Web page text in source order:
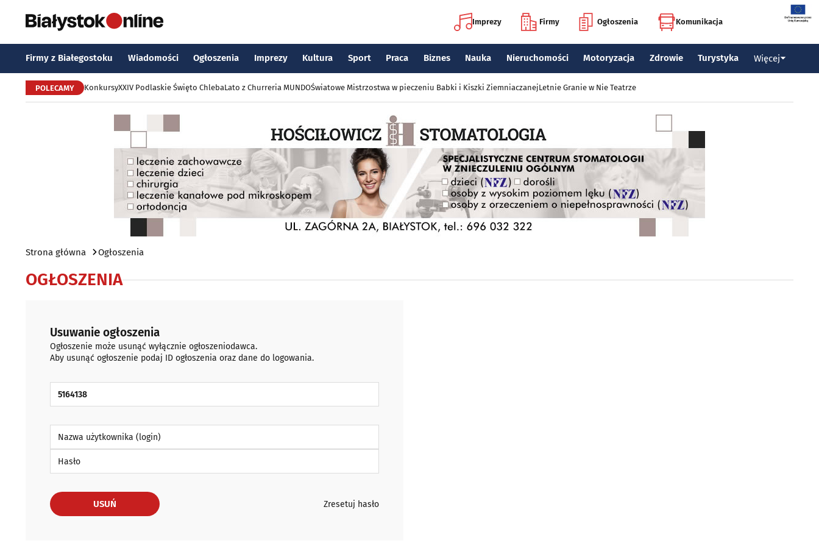
Imprezy Firmy Ogłoszenia Komunikacja
Firmy z Białegostoku Wiadomości Ogłoszenia Imprezy Kultura Sport Praca Biznes Nauka Nieruchomości Motoryzacja Zdrowie Turystyka Więcej
POLECAMY KonkursyXXIV Podlaskie Święto ChlebaLato z Churreria MUNDOŚwiatowe Mistrzostwa w pieczeniu Babki i Kiszki ZiemniaczanejLetnie Granie w Nie Teatrze
Strona główna Ogłoszenia
OGŁOSZENIA
Usuwanie ogłoszenia
Ogłoszenie może usunąć wyłącznie ogłoszeniodawca.
Aby usunąć ogłoszenie podaj ID ogłoszenia oraz dane do logowania.
USUŃ Zresetuj hasło